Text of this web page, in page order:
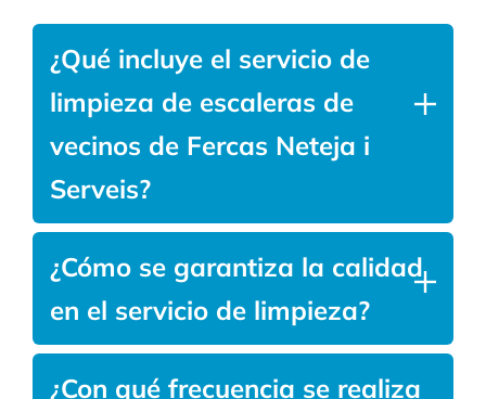
¿Qué incluye el servicio de
limpieza de escaleras de
vecinos de Fercas Neteja i
Serveis?
Nuestro servicio de limpieza de escaleras
incluye la limpieza de todas las áreas comunes
del edificio, como los descansillos, las entradas,
los rellanos, los espejos y cristales,
complementos y la zona de los ascensores.
Además, nos encargamos de la eliminación del
¿Cómo se garantiza la calidad
en el servicio de limpieza?
Garantizamos la calidad del servicio a través
¿Con qué frecuencia se realiza